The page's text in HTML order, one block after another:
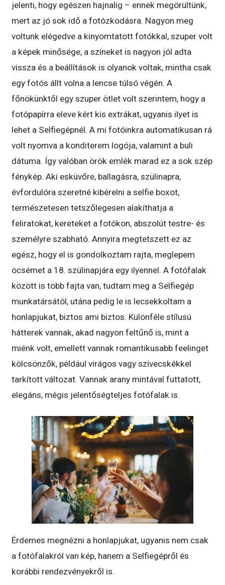
jelenti, hogy egészen hajnalig – ennek megörültünk,
mert az jó sok idő a fotózkodásra. Nagyon meg
voltunk elégedve a kinyomtatott fotókkal, szuper volt
a képek minősége, a színeket is nagyon jól adta
vissza és a beállítások is olyanok voltak, mintha csak
egy fotós állt volna a lencse túlsó végén. A
főnökünktől egy szuper ötlet volt szerintem, hogy a
fotópapírra eleve kért kis extrákat, ugyanis ilyet is
lehet a Selfiegépnél. A mi fotóinkra automatikusan rá
volt nyomva a konditerem logója, valamint a buli
dátuma. Így valóban örök emlék marad ez a sok szép
fénykép. Aki esküvőre, ballagásra, szülinapra,
évfordulóra szeretné kibérelni a selfie boxot,
természetesen tetszőlegesen alakíthatja a
feliratokat, kereteket a fotókon, abszolút testre- és
személyre szabható. Annyira megtetszett ez az
egész, hogy el is gondolkoztam rajta, meglepem
öcsémet a 18. szülinapjára egy ilyennel. A fotófalak
között is több fajta van, tudtam meg a Selfiegép
munkatársától, utána pedig le is lecsekkoltam a
honlapjukat, biztos ami biztos. Különféle stílusú
hátterek vannak, akad nagyon feltűnő is, mint a
miénk volt, emellett vannak romantikusabb feelinget
kölcsönzők, például virágos vagy szívecskékkel
tarkított változat. Vannak arany mintával futtatott,
elegáns, mégis jelentőségteljes fotófalak is.
Érdemes megnézni a honlapjukat, ugyanis nem csak
a fotófalakról van kép, hanem a Selfiegépről és
korábbi rendezvényekről is.